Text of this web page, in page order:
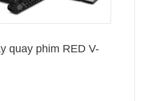
quay phim RED V-